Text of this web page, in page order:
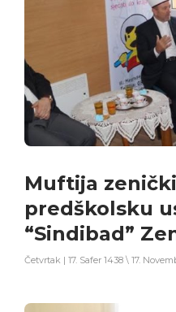
Muftija
predškolsku
“Sindibad”
Četvrtak | 17. Safer 1438 \ 17.